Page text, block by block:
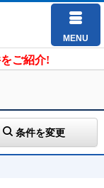
MENU
ご紹介!
条件を変更